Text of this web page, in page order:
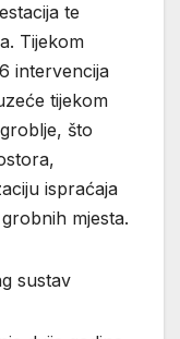
te
Tijekom
intervencija
tijekom
što
ispraćaja
mjesta.
sustav